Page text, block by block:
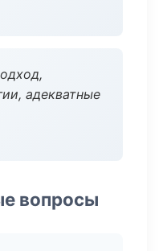
адекватные
вопросы